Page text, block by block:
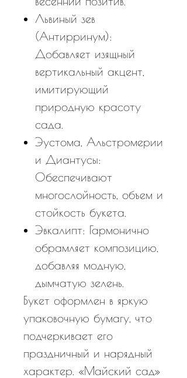
Львиный зев
(Антирринум):
Добавляет изящный
вертикальный акцент,
имитирующий
природную красоту
сада.
Эустома, Альстромерии
и Диантусы:
Обеспечивают
многослойность, объем и
стойкость букета.
Эвкалипт: Гармонично
обрамляет композицию,
добавляя модную,
дымчатую зелень.
Букет оформлен в яркую
упаковочную бумагу, что
подчеркивает его
праздничный и нарядный
характер. «Майский сад»